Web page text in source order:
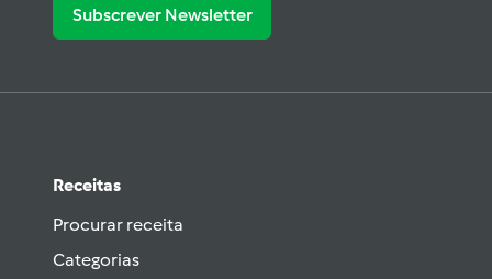
Subscrever Newsletter
Receitas
Procurar receita
Categorias